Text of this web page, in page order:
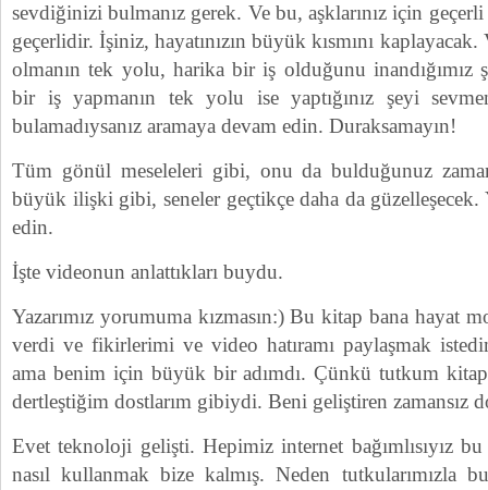
sevdiğinizi bulmanız gerek. Ve bu, aşklarınız için
geçerlidir. İşiniz, hayatınızın büyük kısmını
olmanın tek yolu, harika bir iş olduğunu inandığımız
bir iş yapmanın tek yolu ise yaptığınız şeyi
bulamadıysanız aramaya devam edin. Duraksamayın!
Tüm gönül meseleleri gibi, onu da bulduğunuz
büyük ilişki gibi, seneler geçtikçe daha da güzelleşecek.
edin.
İşte videonun anlattıkları buydu.
Yazarımız yorumuma kızmasın:) Bu kitap bana hayat
verdi ve fikirlerimi ve video hatıramı paylaşmak
ama benim için büyük bir adımdı. Çünkü tutkum
dertleştiğim dostlarım gibiydi. Beni geliştiren zamansız
Evet teknoloji gelişti. Hepimiz internet bağımlısıyız bu
nasıl kullanmak bize kalmış. Neden tutkularımızla